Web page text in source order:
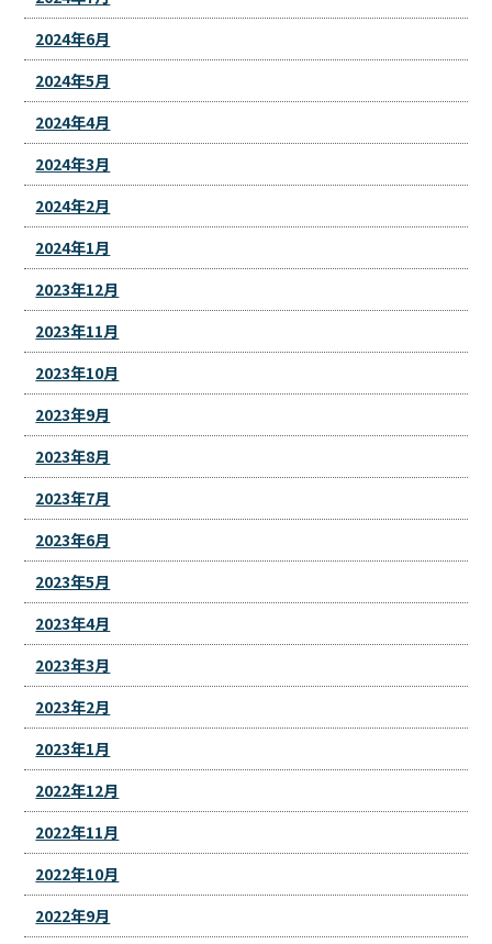
2024年6月
2024年5月
2024年4月
2024年3月
2024年2月
2024年1月
2023年12月
2023年11月
2023年10月
2023年9月
2023年8月
2023年7月
2023年6月
2023年5月
2023年4月
2023年3月
2023年2月
2023年1月
2022年12月
2022年11月
2022年10月
2022年9月